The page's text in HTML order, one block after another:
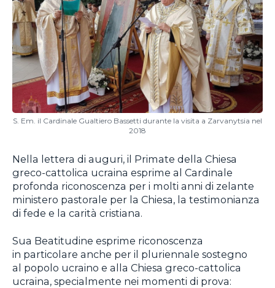
S. Em. il Cardinale Gualtiero Bassetti durante la visita a Zarvanytsia nel
2018
Nella lettera di auguri, il Primate della Chiesa
greco-cattolica ucraina esprime al Cardinale
profonda riconoscenza per i molti anni di zelante
ministero pastorale per la Chiesa, la testimonianza
di fede e la carità cristiana.
Sua Beatitudine esprime riconoscenza
in particolare anche per il pluriennale sostegno
al popolo ucraino e alla Chiesa greco-cattolica
ucraina, specialmente nei momenti di prova: